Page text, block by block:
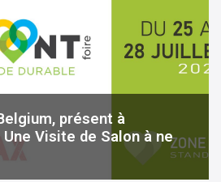
présent à
Visite de Salon à ne